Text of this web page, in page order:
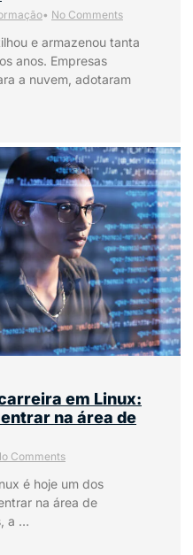
• No Comments
e armazenou tanta
anos. Empresas
a nuvem, adotaram
em Linux:
na área de
Comments
é hoje um dos
na área de
a …